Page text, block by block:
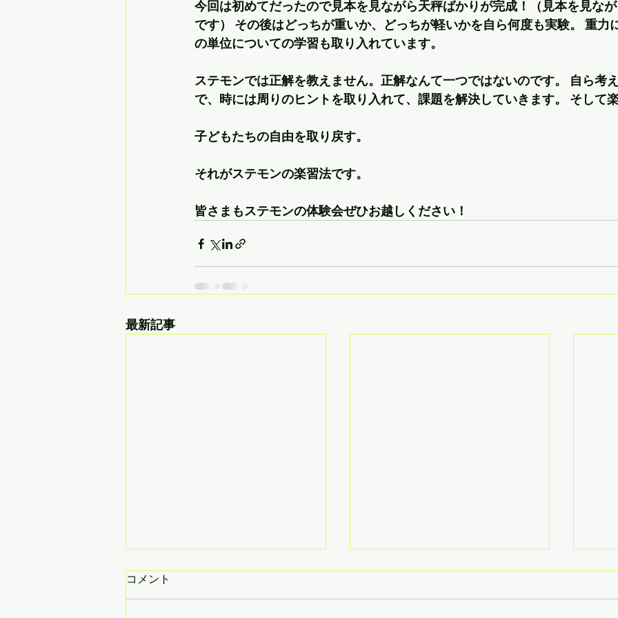
今回は初めてだったので見本を見ながら天秤ばかりが完成！（見本を見な
です） その後はどっちが重いか、どっちが軽いかを自ら何度も実験。 重力
の単位についての学習も取り入れています。
ステモンでは正解を教えません。正解なんて一つではないのです。 自ら考
で、時には周りのヒントを取り入れて、課題を解決していきます。 そして
子どもたちの自由を取り戻す。
それがステモンの楽習法です。
皆さまもステモンの体験会ぜひお越しください！
最新記事
コメント